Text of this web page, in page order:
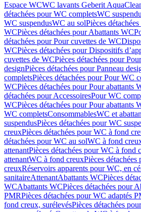
Espace WCWC lavants Geberit
détachées pour WC completsWC
WC suspendusWC au solPièces
WCPièces détachées pour Abattants WC
détachées pour Pour cuvettes de WC
WCPièces détachées pour Dispositifs
cuvettes de WCPièces détachées pour
designPièces détachées pour Panneau
completsPièces détachées pour Pour WC
WCPièces détachées pour Pour abattants
détachées pour AccessoiresPour WC
WCPièces détachées pour Pour abattants
WC completsConsommablesWC et
suspendusPièces détachées pour WC
creuxPièces détachées pour WC à fond
détachées pour WC au solWC à fond
attenantPièces détachées pour WC à fond
attenantWC à fond creuxPièces
creuxRéservoirs apparents pour WC, en
sanitaireAttenantAbattants WCPièces
WCAbattants WCPièces détachées pour
PMRPièces détachées pour WC adaptés
fond creux, surélevésPièces détachées